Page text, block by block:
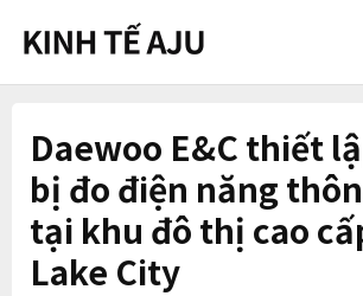
Daewoo E&C thiết
bị đo điện năng
tại khu đô thị cao
Lake City